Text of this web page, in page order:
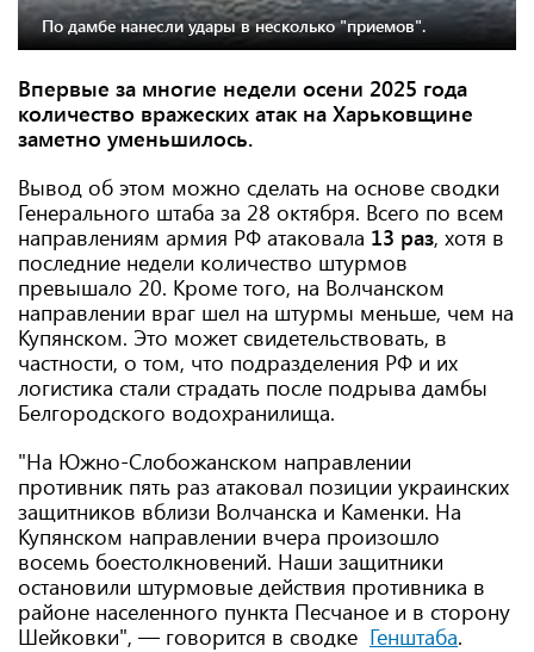
По дамбе нанесли удары в несколько "приемов".
Впервые за многие недели осени 2025 года
количество вражеских атак на Харьковщине
заметно уменьшилось.
Вывод об этом можно сделать на основе сводки
Генерального штаба за 28 октября. Всего по всем
направлениям армия РФ атаковала 13 раз, хотя в
последние недели количество штурмов
превышало 20. Кроме того, на Волчанском
направлении враг шел на штурмы меньше, чем на
Купянском. Это может свидетельствовать, в
частности, о том, что подразделения РФ и их
логистика стали страдать после подрыва дамбы
Белгородского водохранилища.
"На Южно-Слобожанском направлении
противник пять раз атаковал позиции украинских
защитников вблизи Волчанска и Каменки. На
Купянском направлении вчера произошло
восемь боестолкновений. Наши защитники
остановили штурмовые действия противника в
районе населенного пункта Песчаное и в сторону
Шейковки", — говорится в сводке Генштаба.